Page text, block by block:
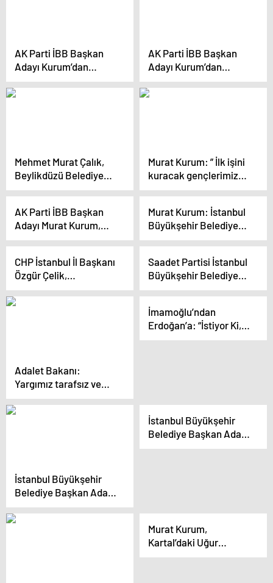
AK Parti İBB Başkan
Adayı Kurum’dan
fırıncılara müjde:
“Fırıncılarımıza Toprak
AK Parti İBB Başkan
Adayı Kurum’dan
fırıncılara müjde:
“Fırıncılarımıza
Mehmet Murat Çalık,
Beylikdüzü Belediye
Başkanlığı için seçim
Murat Kurum: ” İlk işini
kuracak gençlerimize
100 bin TL sermaye
AK Parti İBB Başkan
Adayı Murat Kurum,
Yozgatlılar
konuştu
Murat Kurum: İstanbul
Büyükşehir Belediyesi
İstanbul’u basamak
CHP İstanbul İl Başkanı
Özgür Çelik,
Beylikdüzü ve
Eyüpsultan’da saha
Saadet Partisi İstanbul
Büyükşehir Belediye
Başkan Adayı Birol
lokma dağıtımına
katıldı
Adalet Bakanı:
Yargımız tarafsız ve
bağımsızdır, darbeciler
hesap verecek
İmamoğlu’ndan
Erdoğan’a: “İstiyor Ki,
Her Şeyi Ona Teslim
İstanbul Büyükşehir
Belediye Başkan Adayı
Kurum: “15 Nisan’da
başvurularını almaya
İstanbul Büyükşehir
Belediye Başkan Adayı
Murat Kurum,
Murat Kurum,
Kartal’daki Uğur
Mumcu Cemevi’ni